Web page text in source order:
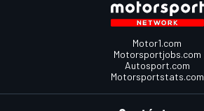
Motor1.com
Motorsportjobs.com
Autosport.com
Motorsportstats.com